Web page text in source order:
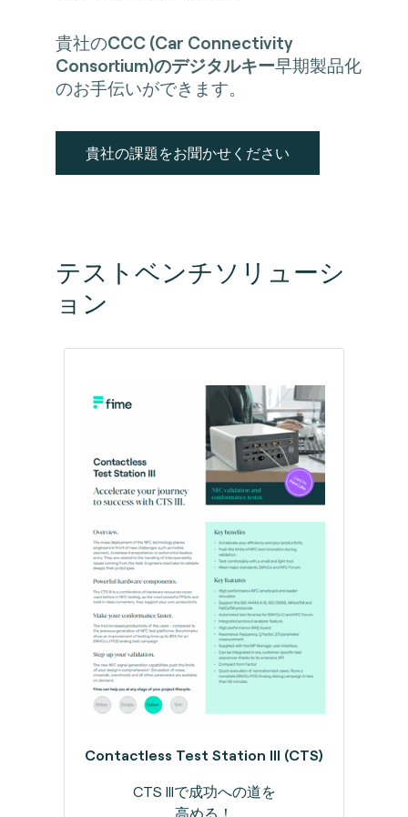
貴社のCCC (Car Connectivity
Consortium)のデジタルキー早期製品化
のお手伝いができます。
貴社の課題をお聞かせください
テストベンチソリューシ
ョン
Contactless Test Station III (CTS)
CTS IIIで成功への道を
高める！